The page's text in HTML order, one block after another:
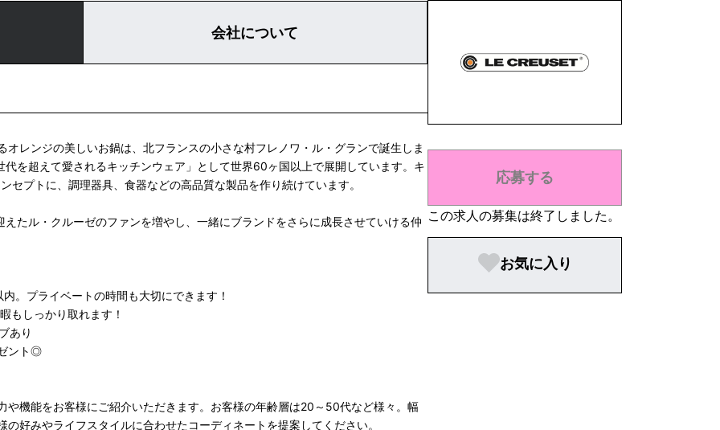
会社について
オレンジの美しいお鍋は、北フランスの小さな村フレノワ・ル・グランで誕生しま
を超えて愛されるキッチンウェア」として世界60ヶ国以上で展開しています。キ
セプトに、調理器具、食器などの高品質な製品を作り続けています。
たル・クルーゼのファンを増やし、一緒にブランドをさらに成長させていける仲
。プライベートの時間も大切にできます！
もしっかり取れます！
あり
ント◎
や機能をお客様にご紹介いただきます。お客様の年齢層は20～50代など様々。幅
の好みやライフスタイルに合わせたコーディネートを提案してください。
応募する
この求人の募集は終了しました。
お気に入り